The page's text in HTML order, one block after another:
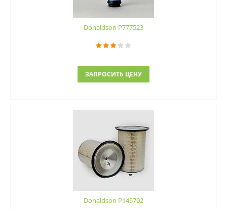
Donaldson P777523
ЗАПРОСИТЬ ЦЕНУ
Donaldson P145702